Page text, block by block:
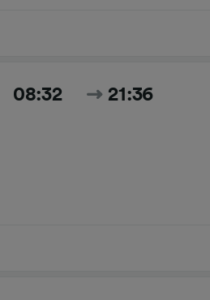
08:32 21:36